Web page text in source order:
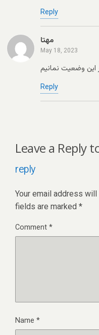
Reply
مهتا
May 18, 2023
Reply
Leave a Reply
reply
Your email address
fields are marked *
Comment*
Name *